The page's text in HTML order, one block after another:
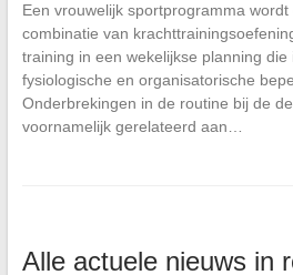
Een vrouwelijk sportprogramma
combinatie van
training in een wekelijkse planning
fysiologische en organisatorische
Onderbrekingen in de routine bij de
voornamelijk gerelateerd aan…
Alle actuele nieuws in